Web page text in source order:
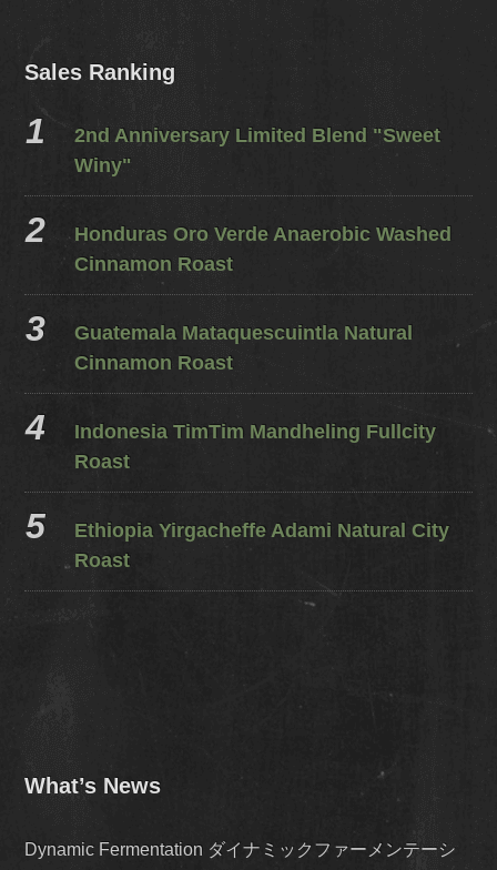
Sales Ranking
2nd Anniversary Limited Blend "Sweet
Winy"
Honduras Oro Verde Anaerobic Washed
Cinnamon Roast
Guatemala Mataquescuintla Natural
Cinnamon Roast
Indonesia TimTim Mandheling Fullcity
Roast
Ethiopia Yirgacheffe Adami Natural City
Roast
What’s News
Dynamic Fermentation ダイナミックファーメンテーシ